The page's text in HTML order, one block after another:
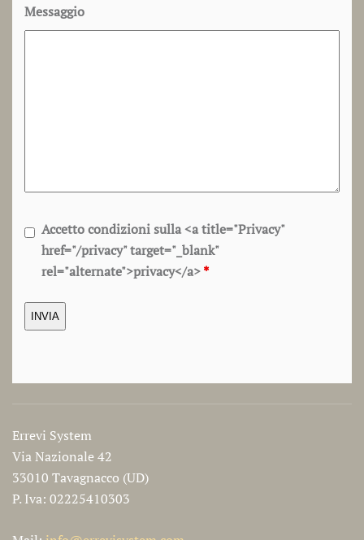
Messaggio
Accetto condizioni sulla <a title="Privacy"
href="/privacy" target="_blank"
rel="alternate">privacy</a>*
Errevi System
Via Nazionale 42
33010 Tavagnacco (UD)
P. Iva: 02225410303